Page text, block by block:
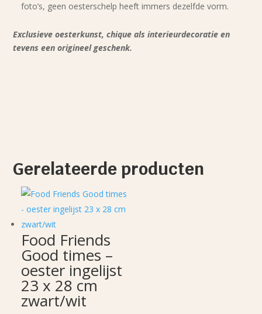
foto’s, geen oesterschelp heeft immers dezelfde vorm.
Exclusieve oesterkunst, chique als interieurdecoratie en
tevens een origineel geschenk.
Gerelateerde producten
Food Friends
Good times –
oester ingelijst
23 x 28 cm
zwart/wit